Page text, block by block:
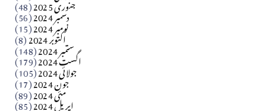
آزاد کشمیر جیسے احتجاج کی ضرورت ہے؟ از،،، ظہیرالدین
دسمبر 2024 (56) نومبر 2024 (15) اکتوبر 2024 (8) ستمبر 2024 (148) اگست 2024 (179) جولائی 2024 (105) جون 2024 (17) مئی 2024 (89) اپریل 2024 (85)